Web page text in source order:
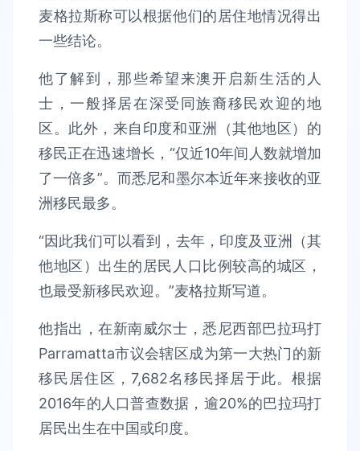
麦格拉斯称可以根据他们的居住地情况得出
一些结论。
他了解到，那些希望来澳开启新生活的人
士，一般择居在深受同族裔移民欢迎的地
区。此外，来自印度和亚洲（其他地区）的
移民正在迅速增长，“仅近10年间人数就增加
了一倍多”。而悉尼和墨尔本近年来接收的亚
洲移民最多。
“因此我们可以看到，去年，印度及亚洲（其
他地区）出生的居民人口比例较高的城区，
也最受新移民欢迎。”麦格拉斯写道。
他指出，在新南威尔士，悉尼西部巴拉玛打
Parramatta市议会辖区成为第一大热门的新
移民居住区，7,682名移民择居于此。根据
2016年的人口普查数据，逾20%的巴拉玛打
居民出生在中国或印度。